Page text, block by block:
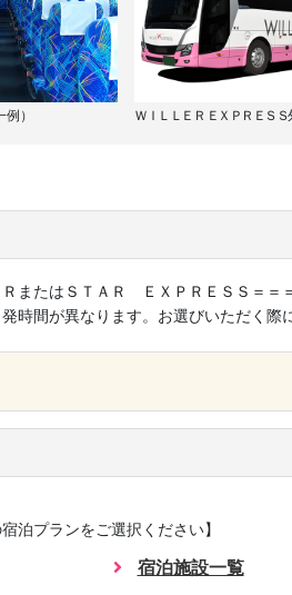
） ＷＩＬＬＥＲ ＥＸＰＲＥＳＳ
またはＳＴＡＲ ＥＸＰＲＥＳＳ＝＝
時間が異なります。お選びいただく際
泊プランをご選択ください】
宿泊施設一覧